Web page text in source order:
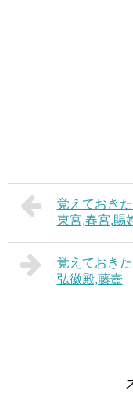
覚えておき
東宮,春宮,賜
覚えておき
弘徽殿,藤壺